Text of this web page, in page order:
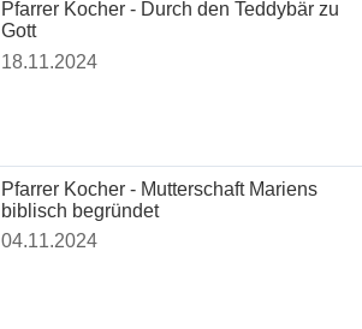
Pfarrer Kocher - Durch den Teddybär zu
Gott
18.11.2024
Pfarrer Kocher - Mutterschaft Mariens
biblisch begründet
04.11.2024